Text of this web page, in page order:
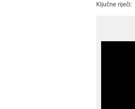
Ključne riječi: